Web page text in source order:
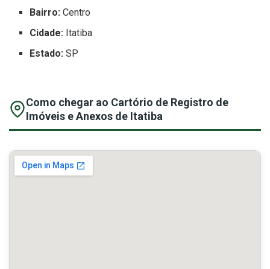
Bairro: Centro
Cidade: Itatiba
Estado: SP
Como chegar ao Cartório de Registro de
Imóveis e Anexos de Itatiba